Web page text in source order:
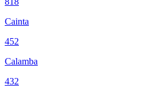
Cainta
452
Calamba
432